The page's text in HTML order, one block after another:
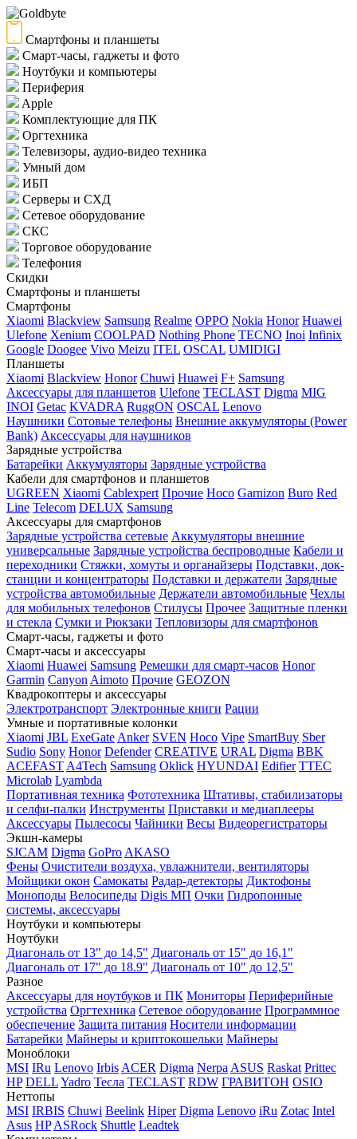
Смартфоны и планшеты
Смарт-часы, гаджеты и фото
Ноутбуки и компьютеры
Периферия
Apple
Комплектующие для ПК
Оргтехника
Телевизоры, аудио-видео техника
Умный дом
ИБП
Серверы и СХД
Сетевое оборудование
СКС
Торговое оборудование
Телефония
Скидки
Смартфоны и планшеты
Смартфоны
Xiaomi Blackview Samsung Realme OPPO Nokia Honor Huawei
Ulefone Xenium COOLPAD Nothing Phone TECNO Inoi Infinix
Google Doogee Vivo Meizu ITEL OSCAL UMIDIGI
Планшеты
Xiaomi Blackview Honor Chuwi Huawei F+ Samsung
Аксессуары для планшетов Ulefone TECLAST Digma MIG
INOI Getac KVADRA RuggON OSCAL Lenovo
Наушники Сотовые телефоны Внешние аккумуляторы (Power
Bank) Аксессуары для наушников
Зарядные устройства
Батарейки Аккумуляторы Зарядные устройства
Кабели для смартфонов и планшетов
UGREEN Xiaomi Cablexpert Прочие Hoco Garnizon Buro Red
Line Telecom DELUX Samsung
Аксессуары для смартфонов
Зарядные устройства сетевые Аккумуляторы внешние
универсальные Зарядные устройства беспроводные Кабели и
переходники Стяжки, хомуты и органайзеры Подставки, док-
станции и концентраторы Подставки и держатели Зарядные
устройства автомобильные Держатели автомобильные Чехлы
для мобильных телефонов Стилусы Прочее Защитные пленки
и стекла Сумки и Рюкзаки Тепловизоры для смартфонов
Смарт-часы, гаджеты и фото
Смарт-часы и аксессуары
Xiaomi Huawei Samsung Ремешки для смарт-часов Honor
Garmin Canyon Aimoto Прочие GEOZON
Квадрокоптеры и аксессуары
Электротранспорт Электронные книги Рации
Умные и портативные колонки
Xiaomi JBL ExeGate Anker SVEN Hoco Vipe SmartBuy Sber
Sudio Sony Honor Defender CREATIVE URAL Digma BBK
ACEFAST A4Tech Samsung Oklick HYUNDAI Edifier TTEC
Microlab Lyambda
Портативная техника Фототехника Штативы, стабилизаторы
и селфи-палки Инструменты Приставки и медиаплееры
Аксессуары Пылесосы Чайники Весы Видеорегистраторы
Экшн-камеры
SJCAM Digma GoPro AKASO
Фены Очистители воздуха, увлажнители, вентиляторы
Мойщики окон Самокаты Радар-детекторы Диктофоны
Моноподы Велосипеды Digis МП Очки Гидропонные
системы, аксессуары
Ноутбуки и компьютеры
Ноутбуки
Диагональ от 13" до 14,5" Диагональ от 15" до 16,1"
Диагональ от 17" до 18.9" Диагональ от 10" до 12,5"
Разное
Аксессуары для ноутбуков и ПК Мониторы Периферийные
устройства Оргтехника Сетевое оборудование Программное
обеспечение Защита питания Носители информации
Батарейки Майнеры и криптокошельки Майнеры
Моноблоки
MSI IRu Lenovo Irbis ACER Digma Nerpa ASUS Raskat Prittec
HP DELLYadro Тесла TECLAST RDW ГРАВИТОН OSIO
Неттопы
MSI IRBIS Chuwi Beelink Hiper Digma Lenovo iRu Zotac Intel
Asus HP ASRock Shuttle Leadtek